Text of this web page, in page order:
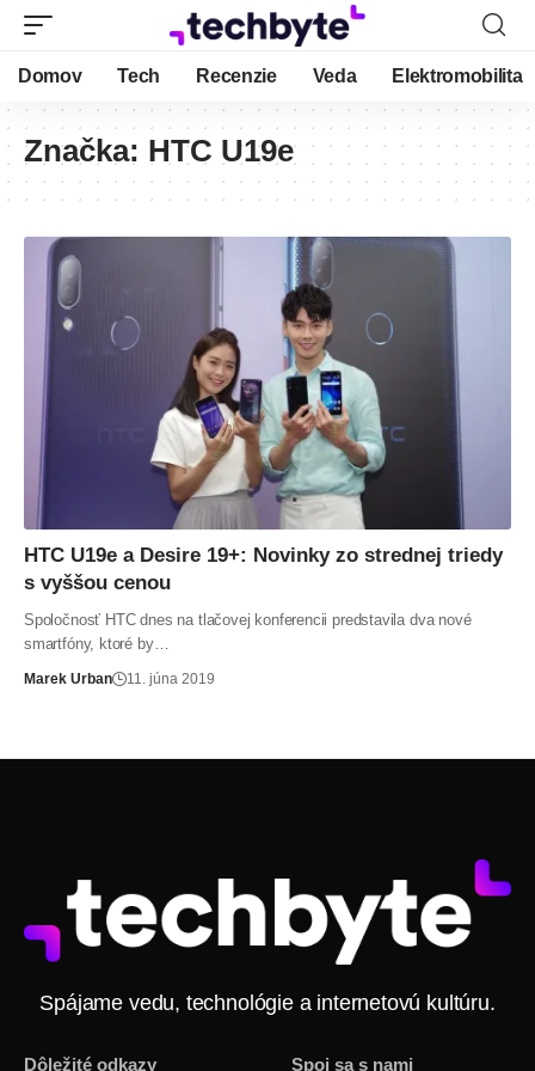
Domov Tech Recenzie Veda Elektromobilita
Značka: HTC U19e
HTC U19e a Desire 19+: Novinky zo strednej triedy
s vyššou cenou
Spoločnosť HTC dnes na tlačovej konferencii predstavila dva nové
smartfóny, ktoré by…
Marek Urban 11. júna 2019
Spájame vedu, technológie a internetovú kultúru.
Dôležité odkazy Spoj sa s nami